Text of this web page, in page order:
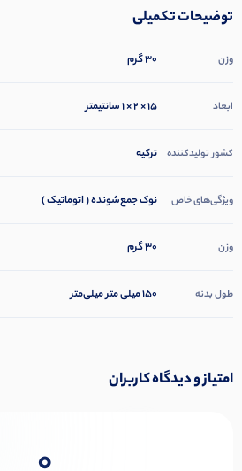
توضیحات تکمیلی
وزن 30 گرم
ابعاد 15 × 2 × 1 سانتیمتر
کشور تولیدکننده ترکیه
ویژگی‌های خاص نوک جمع‌شونده ( اتوماتیک )
وزن 30 گرم
طول بدنه ۱۵۰ میلی متر میلی‌متر
امتیاز و دیدگاه کاربران